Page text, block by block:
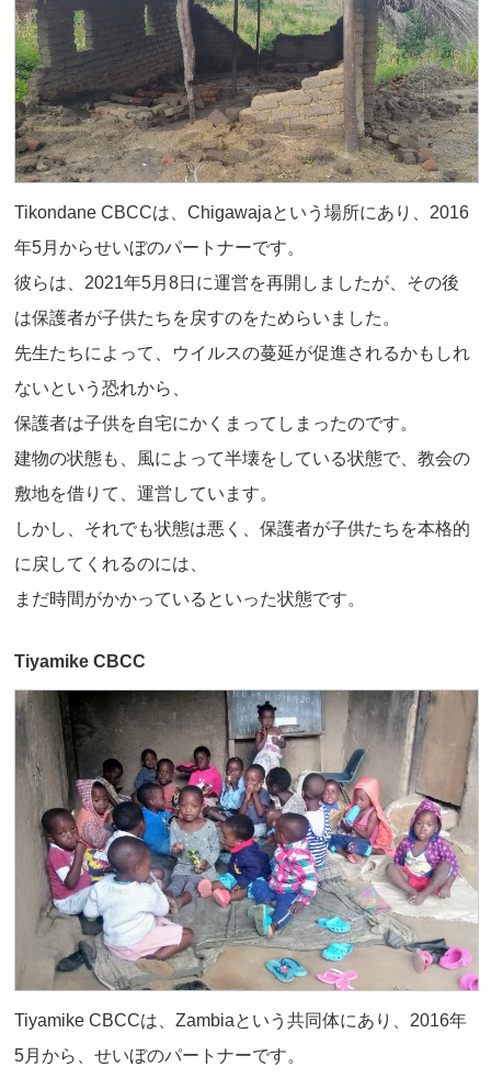
Tikondane CBCCは、Chigawajaという場所にあり、2016
年5月からせいぼのパートナーです。
彼らは、2021年5月8日に運営を再開しましたが、その後
は保護者が子供たちを戻すのをためらいました。
先生たちによって、ウイルスの蔓延が促進されるかもしれ
ないという恐れから、
保護者は子供を自宅にかくまってしまったのです。
建物の状態も、風によって半壊をしている状態で、教会の
敷地を借りて、運営しています。
しかし、それでも状態は悪く、保護者が子供たちを本格的
に戻してくれるのには、
まだ時間がかかっているといった状態です。
Tiyamike CBCC
Tiyamike CBCCは、Zambiaという共同体にあり、2016年
5月から、せいぼのパートナーです。